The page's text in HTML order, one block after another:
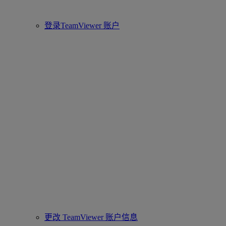
登录TeamViewer 账户
更改 TeamViewer 账户信息